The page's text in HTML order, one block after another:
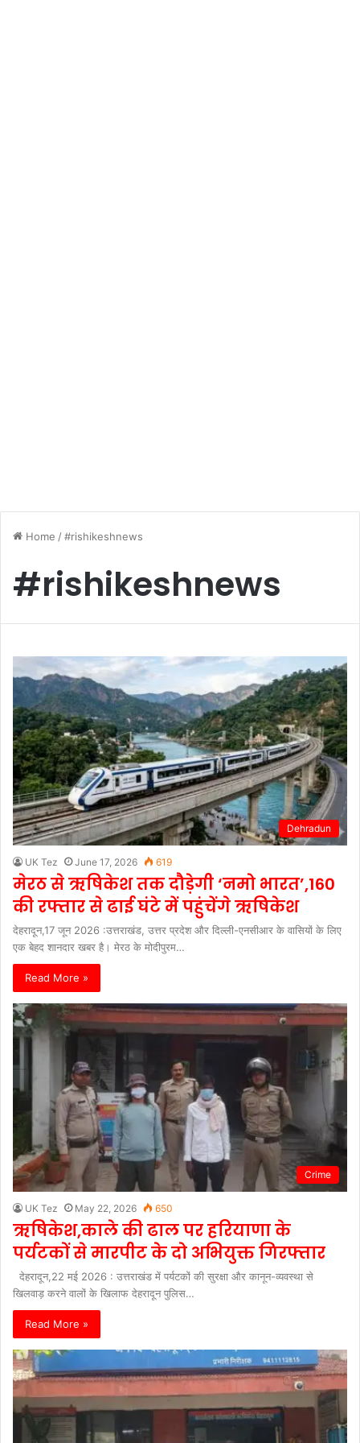
Home /#rishikeshnews
#rishikeshnews
Dehradun
UK Tez June 17, 2026 619
मेरठ से ऋषिकेश तक दौड़ेगी ‘नमो भारत’,160
की रफ्तार से ढाई घंटे में पहुंचेंगे ऋषिकेश
देहरादून,17 जून 2026 :उत्तराखंड, उत्तर प्रदेश और दिल्ली-एनसीआर के वासियों के लिए
एक बेहद शानदार खबर है। मेरठ के मोदीपुरम…
Read More »
Crime
UK Tez May 22, 2026 650
ऋषिकेश,काले की ढाल पर हरियाणा के
पर्यटकों से मारपीट के दो अभियुक्त गिरफ्तार
देहरादून,22 मई 2026 : उत्तराखंड में पर्यटकों की सुरक्षा और कानून-व्यवस्था से
खिलवाड़ करने वालों के खिलाफ देहरादून पुलिस…
Read More »